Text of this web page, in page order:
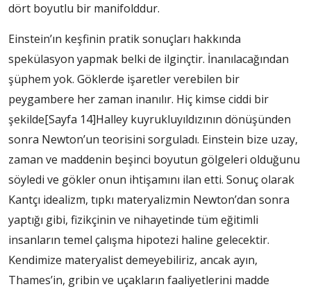
dört boyutlu bir manifolddur.
Einstein’ın keşfinin pratik sonuçları hakkında
spekülasyon yapmak belki de ilginçtir. İnanılacağından
şüphem yok. Göklerde işaretler verebilen bir
peygambere her zaman inanılır. Hiç kimse ciddi bir
şekilde[Sayfa 14]Halley kuyrukluyıldızının dönüşünden
sonra Newton’un teorisini sorguladı. Einstein bize uzay,
zaman ve maddenin beşinci boyutun gölgeleri olduğunu
söyledi ve gökler onun ihtişamını ilan etti. Sonuç olarak
Kantçı idealizm, tıpkı materyalizmin Newton’dan sonra
yaptığı gibi, fizikçinin ve nihayetinde tüm eğitimli
insanların temel çalışma hipotezi haline gelecektir.
Kendimize materyalist demeyebiliriz, ancak ayın,
Thames’in, gribin ve uçakların faaliyetlerini madde